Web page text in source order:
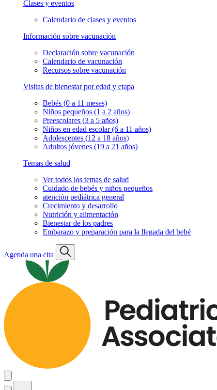
Clases y eventos
Calendario de clases y eventos
Información sobre vacunación
Declaración sobre vacunación
Calendario de vacunación
Recursos sobre vacunación
Visitas de bienestar por edad y etapa
Bebés (0 a 11 meses)
Niños pequeños (1 a 2 años)
Preescolares (3 a 5 años)
Niños en edad escolar (6 a 11 años)
Adolescentes (12 a 18 años)
Adultos jóvenes (19 a 21 años)
Temas de salud
Ver todos los temas de salud
Cuidado de bebés y niños pequeños
atención pediátrica general
Crecimiento y desarrollo
Nutrición y alimentación
Bienestar de los padres
Embarazo y preparación para la llegada del bebé
Agenda una cita